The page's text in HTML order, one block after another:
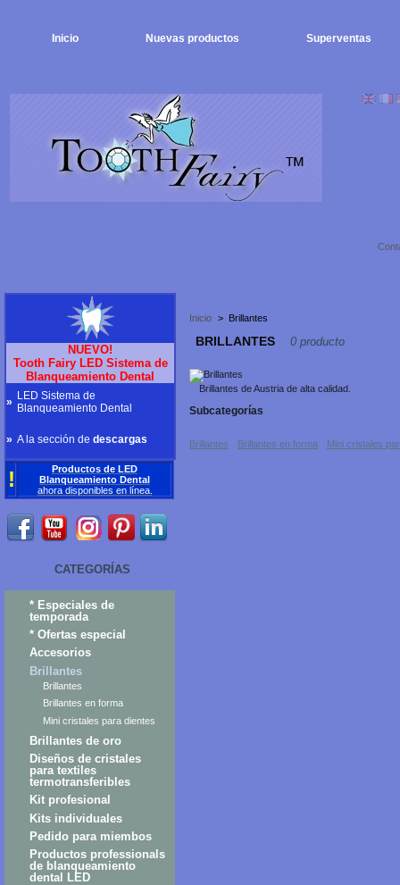
Inicio Nuevas productos Superventas
NUEVO!
Tooth Fairy LED Sistema de
Blanqueamiento Dental
» LED Sistema de
Blanqueamiento Dental
» A la sección de descargas
!
Productos de LED
Blanqueamiento Dental
ahora disponibles en línea.
CATEGORÍAS
* Especiales de
temporada
* Ofertas especial
Accesorios
Brillantes
Brillantes
Brillantes en forma
Mini cristales para dientes
Brillantes de oro
Diseños de cristales
para textiles
termotransferibles
Kit profesional
Kits individuales
Pedido para miembos
Productos professionals
de blanqueamiento
dental LED
Inicio > Brillantes
BRILLANTES 0 producto
Brillantes de Austria de alta calidad.
Subcategorías
Brillantes Brillantes en forma Mini cristales